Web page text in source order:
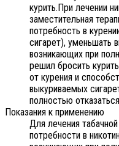
курить.При лечении
заместительная
потребность в
сигарет), уменьшать
возникающих при
решил бросить
от курения и
выкуриваемых
полностью
Показания к применению
Для лечения
потребности в